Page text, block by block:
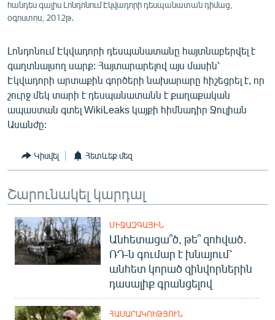
ԿՈՐՈՆԱՎԻՐՈՒՍ
ԱՐԽԻՎ
ՏԵՍԱՆՅՈՒԹԵՐ
ԲԱՆԱՎԵՃ
ՁԳՏԵԼՈՎ ԼԱՎԱԳՈՒՅՆԻՆ
ՓՈԴՔԱՍԹ
English
Русский
ՀԵՏԵՎԵՔ ՄԵԶ
«Ազատության» բոլոր կայքերը
հանդես գալիս Լոնդոնում Էկվադորի դեսպանատան դիմաց,
օգոստոս, 2012թ․
Լոնդոնում Էկվադորի դեսպանատանը հայտնաբերվել է
գաղտնալսող սարք: Հայտարարելով այս մասին՝
Էկվադորի արտաքին գործերի նախարարը հիշեցրել է, որ
շուրջ մեկ տարի է դեսպանատանն է քաղաքական
ապաստան գտել WikiLeaks կայքի հիմնադիր Ջուլիան
Ասանժը:
Կիսվել Հետևեք մեզ
Շարունակել կարդալ
ՄԻՋԱԶԳԱՅԻՆ
Անհետացա՞ծ, թե՞ զոհված․
ՌԴ-ն գումար է խնայում՝
անհետ կորած զինվորներին
դասալիք գրանցելով
ՀԱՍԱՐԱԿՈՒԹՅՈՒՆ